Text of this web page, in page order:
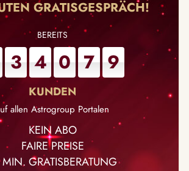
GRATISGESPRÄCH!
3 4 0 7 9
allen Astrogroup Portalen
KEIN ABO
FAIRE PREISE
GRATISBERATUNG